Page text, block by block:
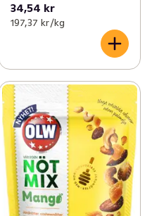
34,54 kr
197,37 kr /kg